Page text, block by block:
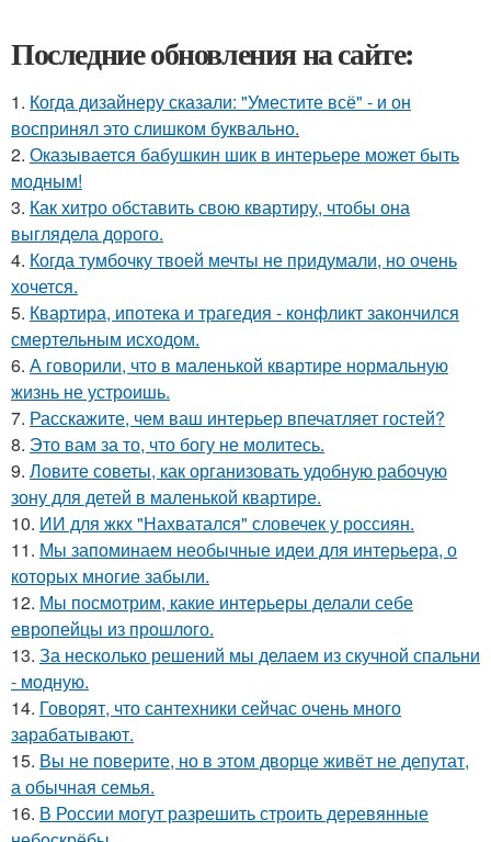
Последние обновления на сайте:
1. Когда дизайнеру сказали: "Уместите всё" - и он
воспринял это слишком буквально.
2. Оказывается бабушкин шик в интерьере может быть
модным!
3. Как хитро обставить свою квартиру, чтобы она
выглядела дорого.
4. Когда тумбочку твоей мечты не придумали, но очень
хочется.
5. Квартира, ипотека и трагедия - конфликт закончился
смертельным исходом.
6. А говорили, что в маленькой квартире нормальную
жизнь не устроишь.
7. Расскажите, чем ваш интерьер впечатляет гостей?
8. Это вам за то, что богу не молитесь.
9. Ловите советы, как организовать удобную рабочую
зону для детей в маленькой квартире.
10. ИИ для жкх "Нахватался" словечек у россиян.
11. Мы запоминаем необычные идеи для интерьера, о
которых многие забыли.
12. Мы посмотрим, какие интерьеры делали себе
европейцы из прошлого.
13. За несколько решений мы делаем из скучной спальни
- модную.
14. Говорят, что сантехники сейчас очень много
зарабатывают.
15. Вы не поверите, но в этом дворце живёт не депутат,
а обычная семья.
16. В России могут разрешить строить деревянные